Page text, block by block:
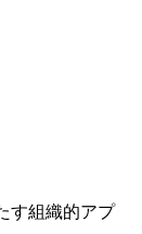
す組織的アプ